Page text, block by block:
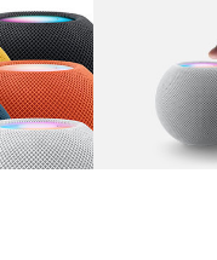
库 图像 1